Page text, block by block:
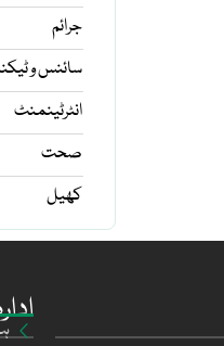
جرائم
سائنس و
انٹرٹینمنٹ
صحت
کھیل